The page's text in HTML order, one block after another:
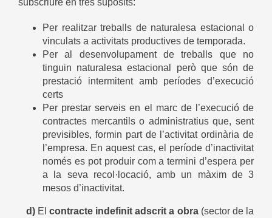
subscriure en tres supòsits:
Per realitzar treballs de naturalesa estacional o
vinculats a activitats productives de temporada.
Per al desenvolupament de treballs que no
tinguin naturalesa estacional però que són de
prestació intermitent amb períodes d’execució
certs
Per prestar serveis en el marc de l’execució de
contractes mercantils o administratius que, sent
previsibles, formin part de l’activitat ordinària de
l’empresa. En aquest cas, el període d’inactivitat
només es pot produir com a termini d’espera per
a la seva recol·locació, amb un màxim de 3
mesos d’inactivitat.
d)El contracte indefinit adscrit a obra(sector de la